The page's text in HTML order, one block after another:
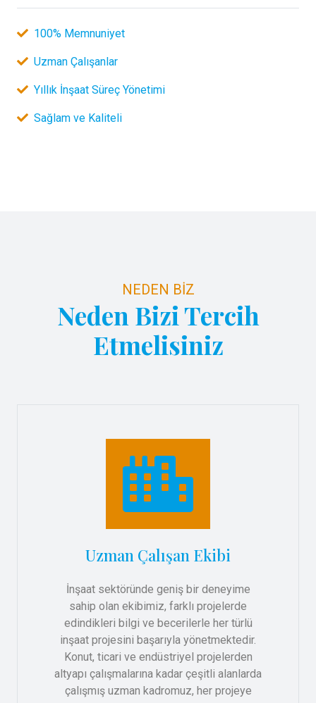
100% Memnuniyet
Uzman Çalışanlar
Yıllık İnşaat Süreç Yönetimi
Sağlam ve Kaliteli
NEDEN BİZ
Neden Bizi Tercih
Etmelisiniz
Uzman Çalışan Ekibi
İnşaat sektöründe geniş bir deneyime
sahip olan ekibimiz, farklı projelerde
edindikleri bilgi ve becerilerle her türlü
inşaat projesini başarıyla yönetmektedir.
Konut, ticari ve endüstriyel projelerden
altyapı çalışmalarına kadar çeşitli alanlarda
çalışmış uzman kadromuz, her projeye